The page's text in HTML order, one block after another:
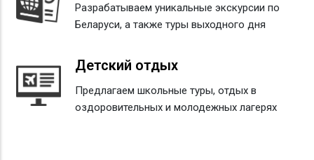
Разрабатываем уникальные экскурсии по
Беларуси, а также туры выходного дня
Детский отдых
Предлагаем школьные туры, отдых в
оздоровительных и молодежных лагерях